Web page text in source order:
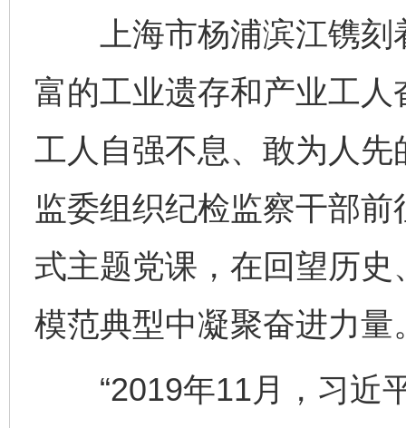
上海市杨浦滨江镌刻
富的工业遗存和产业工
工人自强不息、敢为人
监委组织纪检监察干部
式主题党课，在回望历
模范典型中凝聚奋进力量
“2019年11月，习近平